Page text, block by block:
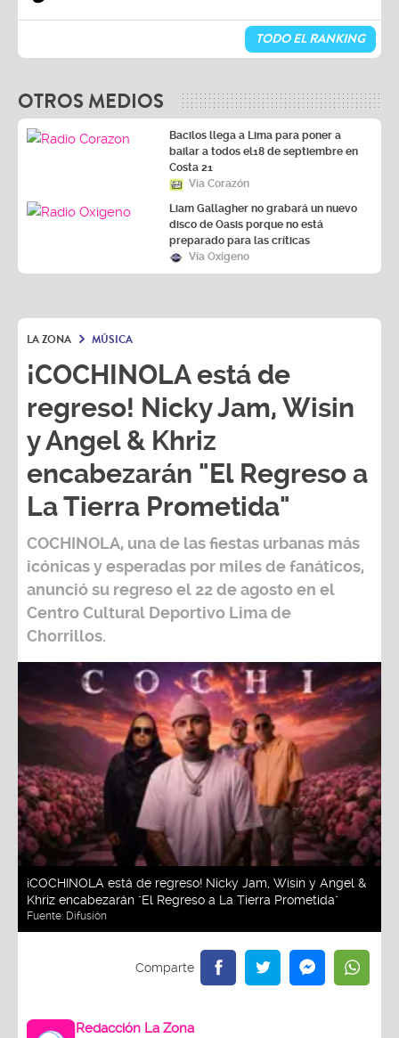
TODO EL RANKING
OTROS MEDIOS
Bacilos llega a Lima para poner a
bailar a todos el18 de septiembre en
Costa 21
Vía Corazón
Liam Gallagher no grabará un nuevo
disco de Oasis porque no está
preparado para las críticas
Vía Oxígeno
LA ZONA MÚSICA
¡COCHINOLA está de
regreso! Nicky Jam, Wisin
y Angel & Khriz
encabezarán "El Regreso a
La Tierra Prometida"
COCHINOLA, una de las fiestas urbanas más
icónicas y esperadas por miles de fanáticos,
anunció su regreso el 22 de agosto en el
Centro Cultural Deportivo Lima de
Chorrillos.
¡COCHINOLA está de regreso! Nicky Jam, Wisin y Angel &
Khriz encabezarán "El Regreso a La Tierra Prometida"
Fuente: Difusión
Redacción La Zona